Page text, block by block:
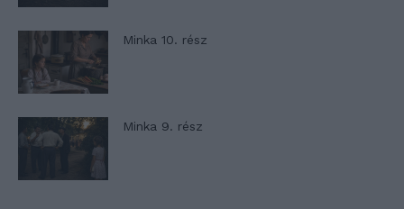
Minka 10. rész
Minka 9. rész